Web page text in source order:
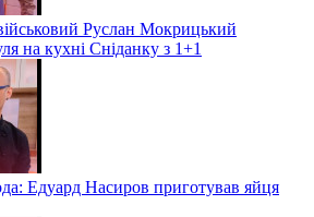
Руслан Мокрицький
на кухні Сніданку з 1+1
Едуард Насиров приготував яйця